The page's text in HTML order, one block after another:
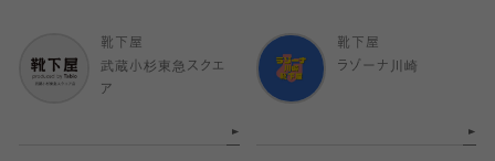
靴下屋
武蔵小杉東急スクエ
ア
靴下屋
ラゾーナ川崎